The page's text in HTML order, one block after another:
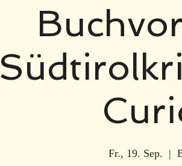
Fr., 19. Sep.
  |